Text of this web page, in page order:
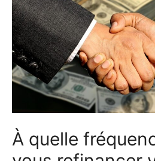
À quelle